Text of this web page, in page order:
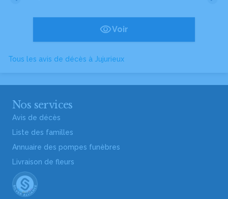
Voir
Tous les avis de décès à Jujurieux
Nos services
Avis de décès
Liste des familles
Annuaire des pompes funèbres
Livraison de fleurs